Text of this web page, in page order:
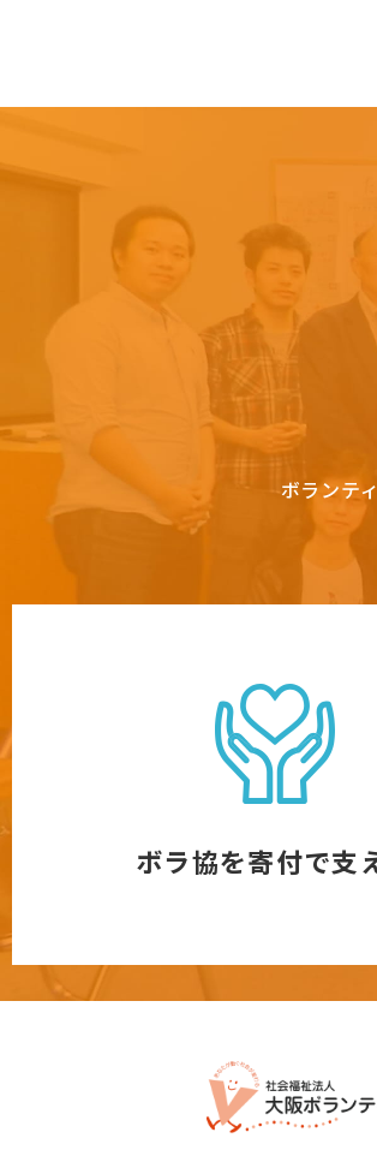
ボランテ
ボラ協を寄付で支